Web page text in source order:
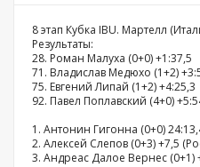
8 этап Кубка IBU. Мартелл
Результаты:
28. Роман Малуха (0+0) +1:37,5
71. Владислав Медюхо (1+2)
75. Евгений Липай (1+2) +4:25,3
92. Павел Поплавский (4+0)
1. Антонин Гигонна (0+0)
2. Алексей Слепов (0+3) +7,5
3. Андреас Далое Вернес (0+1)